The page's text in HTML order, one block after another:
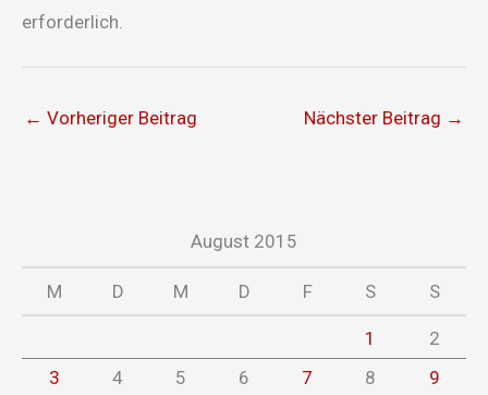
erforderlich.
← Vorheriger Beitrag Nächster Beitrag →
August 2015
M D M D F S S
1
2
3
4 5 6 7 8
9